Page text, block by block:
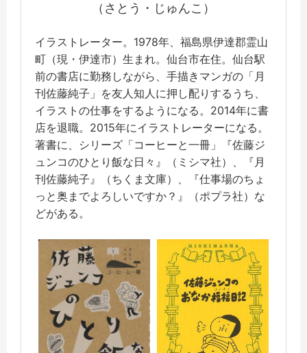
（さとう・じゅんこ）
イラストレーター。1978年、福島県伊達郡霊山
町（現・伊達市）生まれ。仙台市在住。仙台駅
前の書店に勤務しながら、手描きマンガの「月
刊佐藤純子」を友人知人に押し配りするうち、
イラストの仕事をするようになる。2014年に書
店を退職。2015年にイラストレーターになる。
著書に、シリーズ「コーヒーと一冊」『佐藤ジ
ュンコのひとり飯な日々』（ミシマ社）、『月
刊佐藤純子』（ちくま文庫）、『仕事場のちょ
っと奥までよろしいですか？』（ポプラ社）な
どがある。